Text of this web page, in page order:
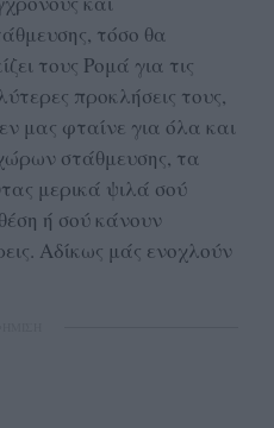
τόσο θα
τους Ρομά για τις
προκλήσεις τους,
μας φταίνε για όλα και
στάθμευσης, τα
μερικά ψιλά σού
ή σού κάνουν
Αδίκως μάς ενοχλούν